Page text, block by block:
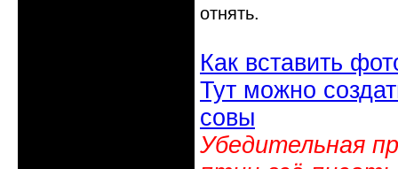
отнять.
Как вставить
Тут можно
совы
Убедительная